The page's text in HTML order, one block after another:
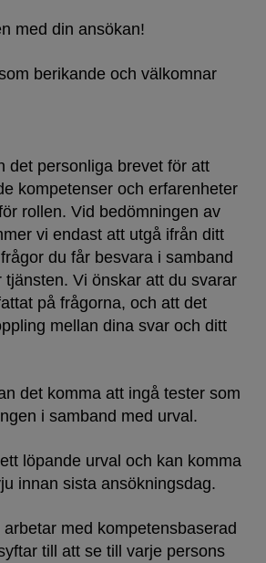
med din ansökan!
berikande och välkomnar
det personliga brevet för att
kompetenser och erfarenheter
rollen. Vid bedömningen av
vi endast att utgå ifrån ditt
du får besvara i samband
tjänsten. Vi önskar att du svarar
på frågorna, och att det
mellan dina svar och ditt
det komma att ingå tester som
i samband med urval.
löpande urval och kan komma
innan sista ansökningsdag.
med kompetensbaserad
till att se till varje persons